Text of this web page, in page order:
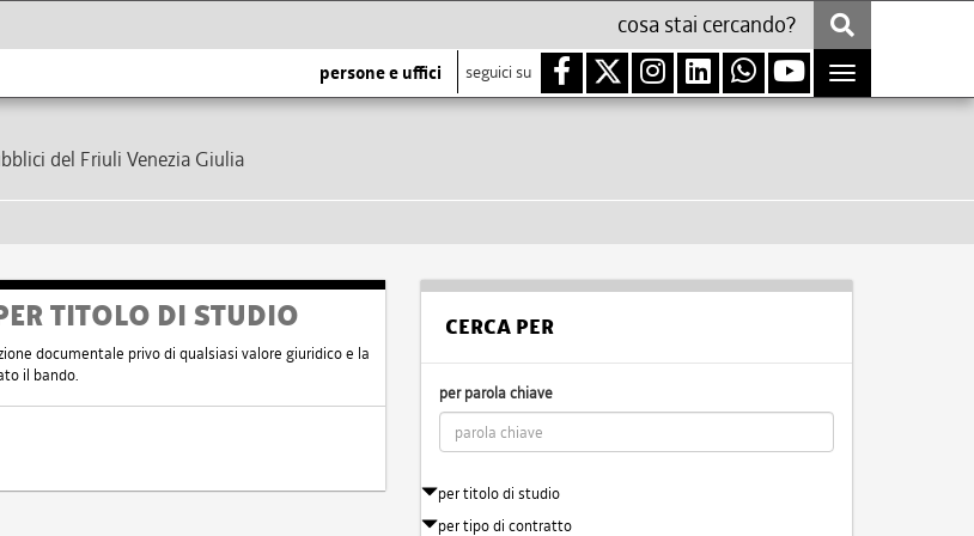
persone e uffici seguici su
Toggle
navigation
del Friuli Venezia Giulia
TITOLO DI STUDIO
documentale privo di qualsiasi valore giuridico e la
il bando.
CERCA PER
per parola chiave
per titolo di studio
per tipo di contratto